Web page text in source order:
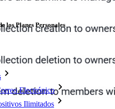
los Planes Personales
Electrónico
Ilimitados